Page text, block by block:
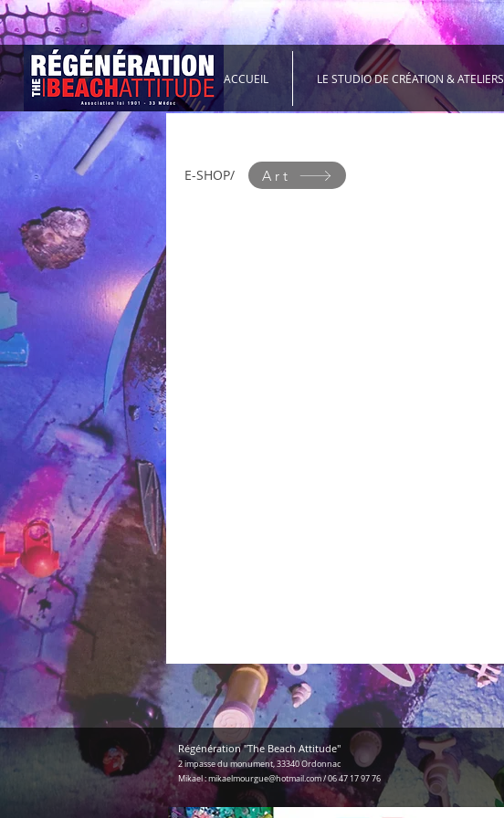
ACCUEIL LE STUDIO DE CRÉATION & ATELIERS
E-SHOP/ Art
Régénération "The Beach Attitude"
2 impasse du monument, 33340 Ordonnac
Mikael :mikaelmourgue@hotmail.com/06 47 17 97 76